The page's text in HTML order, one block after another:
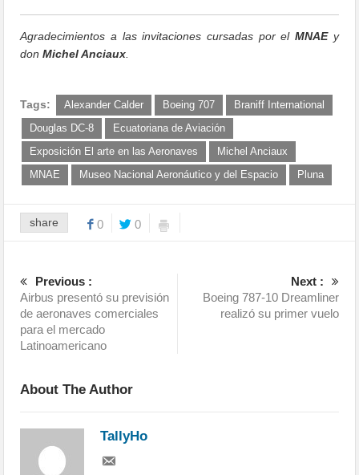
Agradecimientos a las invitaciones cursadas por el MNAEy
donMichel Anciaux
Tags: Alexander Calder Boeing 707
Braniff International
Douglas DC-8
Ecuatoriana de Aviación
Exposición El arte en las Aeronaves
Michel Anciaux
MNAE
Museo Nacional Aeronáutico y del Espacio Pluna
share 0 0
Previous :
Airbus presentó su previsión
de aeronaves comerciales
para el mercado
Latinoamericano
Next :
Boeing 787-10 Dreamliner
realizó su primer vuelo
About The Author
TallyHo